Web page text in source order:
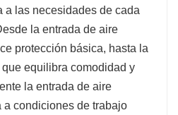
a las necesidades de cada
la entrada de aire
protección básica, hasta la
equilibra comodidad y
la entrada de aire
a condiciones de trabajo